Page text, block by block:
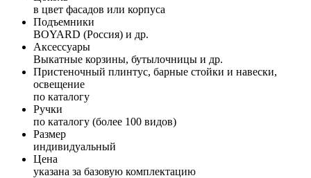
в цвет фасадов или корпуса
Подъемники
BOYARD (Россия) и др.
Аксессуары
Выкатные корзины, бутылочницы и др.
Пристеночный плинтус, барные стойки и навески,
освещение
по каталогу
Ручки
по каталогу (более 100 видов)
Размер
индивидуальный
Цена
указана за базовую комплектацию